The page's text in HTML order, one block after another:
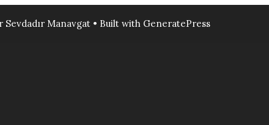
Sevdadır Manavgat • Built with GeneratePress